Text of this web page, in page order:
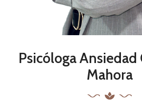
Psicóloga
Mahora